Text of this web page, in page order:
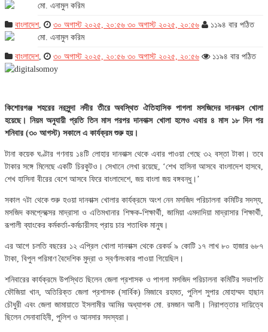
মো. এনামুল করিম
বাংলাদেশ, ৩০ অগাস্ট ২০২৫, ২০:৫৬ ৩০ অগাস্ট ২০২৫, ২০:৫৬
১১৯৪ বার পঠিত
মো. এনামুল করিম
বাংলাদেশ, ৩০ অগাস্ট ২০২৫, ২০:৫৬ ৩০ অগাস্ট ২০২৫, ২০:৫৬ ১১৯৪ বার পঠিত
কিশোরগঞ্জ শহরের নরসুন্দা নদীর তীরে অবস্থিত ঐতিহাসিক পাগলা মসজিদের দানবাক্স খোলা
হয়েছে। নিয়ম অনুযায়ী প্রতি তিন মাস পরপর দানবাক্স খোলা হলেও এবার ৪ মাস ১৮ দিন পর
শনিবার (৩০ আগস্ট) সকালে এ কার্যক্রম শুরু হয়।
টানা কয়েক ঘণ্টার গণনায় ১৪টি লোহার দানবাক্স থেকে এবার পাওয়া গেছে ৩২ বস্তা টাকা। তবে
টাকার সঙ্গে মিলেছে একটি চিরকুটও। সেখানে লেখা রয়েছে, ‘শেখ হাসিনা আসবে বাংলাদেশ হাসবে,
শেখ হাসিনা বীরের বেশে আসবে ফিরে বাংলাদেশে, জয় বাংলা জয় বঙ্গবন্ধু।’
সকাল ৭টা থেকে শুরু হওয়া দানবাক্স খোলার কার্যক্রমে অংশ নেন মসজিদ পরিচালনা কমিটির সদস্য,
মসজিদ কমপ্লেক্সের মাদ্রাসা ও এতিমখানার শিক্ষক-শিক্ষার্থী, জামিয়া এমদাদিয়া মাদ্রাসার শিক্ষার্থী,
রূপালী ব্যাংকের কর্মকর্তা-কর্মচারীসহ প্রায় চার শতাধিক মানুষ।
এর আগে চলতি বছরের ১২ এপ্রিল খোলা দানবাক্স থেকে রেকর্ড ৯ কোটি ১৭ লাখ ৮০ হাজার ৬৮৭
টাকা, বিপুল পরিমাণ বৈদেশিক মুদ্রা ও স্বর্ণালংকার পাওয়া গিয়েছিল।
শনিবারের কার্যক্রমে উপস্থিত ছিলেন জেলা প্রশাসক ও পাগলা মসজিদ পরিচালনা কমিটির সভাপতি
ফৌজিয়া খান, অতিরিক্ত জেলা প্রশাসক (সার্বিক) মিজাবে রহমত, পুলিশ সুপার মোহাম্মদ হাছান
চৌধুরী এবং জেলা জামায়াতে ইসলামীর আমির অধ্যাপক মো. রমজান আলী। নিরাপত্তার দায়িত্বে
ছিলেন সেনাবাহিনী, পুলিশ ও আনসার সদস্যরা।